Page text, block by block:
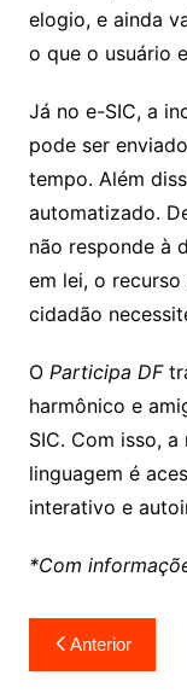
elogio, e ainda
o que o usuário
Já no e-SIC, a
pode ser
tempo. Além
automatizado.
não responde à
em lei, o
cidadão
O Participa DF
harmônico e
SIC. Com isso,
linguagem é
interativo e
*Com
Navegação
de
Anterior